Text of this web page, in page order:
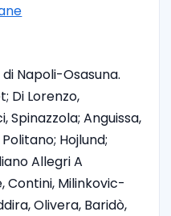
Napoli-Osasuna.
Di Lorenzo,
Spinazzola; Anguissa,
Hojlund;
Allegri A
Contini, Milinkovic-
Olivera, Baridò,